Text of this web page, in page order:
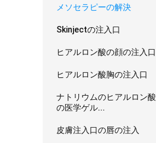
メソセラピーの解決
Skinjectの注入口
ヒアルロン酸の顔の注入口
ヒアルロン酸胸の注入口
ナトリウムのヒアルロン酸
の医学ゲル...
皮膚注入口の唇の注入